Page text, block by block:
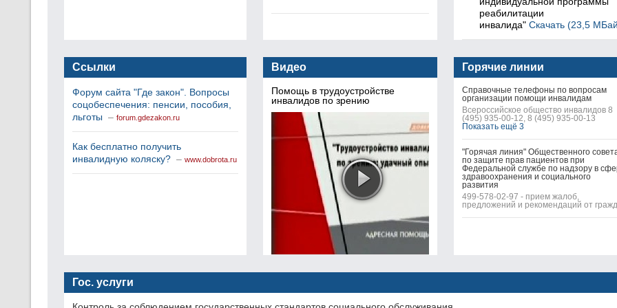
реабилитации
инвалида" Скачать (23,5
Ссылки
Форум сайта "Где закон". Вопросы
соцобеспечения: пенсии, пособия,
льготы – forum.gdezakon.ru
Как бесплатно получить
инвалидную коляску? – www.dobrota.ru
Видео
Помощь в трудоустройстве
инвалидов по зрению
Горячие линии
Справочные телефоны по вопросам
организации помощи инвалидам
Всероссийское общество инвалидов 8
(495) 935-00-12, 8 (495) 935-00-13
Показать ещё 3
"Горячая линия" Общественного
по защите прав пациентов при
Федеральной службе по надзору в
здравоохранения и социального
развития
499-578-02-97 - прием жалоб,
предложений и рекомендаций от
Гос. услуги